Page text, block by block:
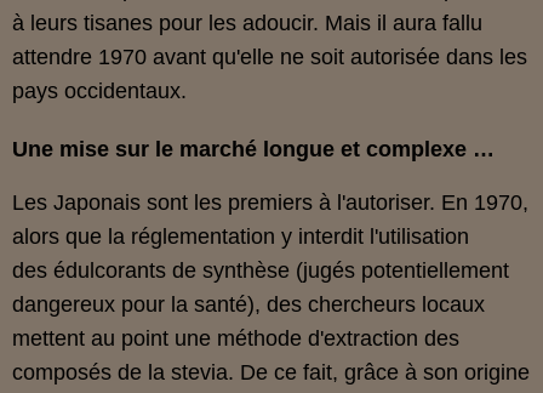
à leurs tisanes pour les adoucir. Mais il aura fallu
attendre 1970 avant qu'elle ne soit autorisée dans les
pays occidentaux.
Une mise sur le marché longue et complexe …
Les Japonais sont les premiers à l'autoriser. En 1970,
alors que la réglementation y interdit l'utilisation
des édulcorants de synthèse (jugés potentiellement
dangereux pour la santé), des chercheurs locaux
mettent au point une méthode d'extraction des
composés de la stevia. De ce fait, grâce à son origine